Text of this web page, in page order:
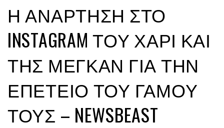
Η ΑΝΆΡΤΗΣΗ ΣΤΟ
INSTAGRAM ΤΟΥ ΧΆΡΙ ΚΑΙ
ΤΗΣ ΜΈΓΚΑΝ ΓΙΑ ΤΗΝ
ΕΠΈΤΕΙΟ ΤΟΥ ΓΆΜΟΥ
ΤΟΥΣ – NEWSBEAST